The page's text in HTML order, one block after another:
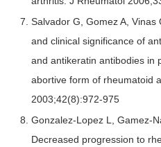
Salvador G, Gomez A,
and clinical significance of
and antikeratin antibodies in
abortive form of rheumatoid
2003;42(8):972-975
Gonzalez-Lopez L, Gamez-
Decreased progression to